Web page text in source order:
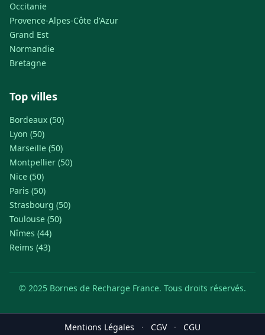
Occitanie
Provence-Alpes-Côte d'Azur
Grand Est
Normandie
Bretagne
Top villes
Bordeaux (50)
Lyon (50)
Marseille (50)
Montpellier (50)
Nice (50)
Paris (50)
Strasbourg (50)
Toulouse (50)
Nîmes (44)
Reims (43)
© 2025 Bornes de Recharge France. Tous droits réservés.
Mentions Légales · CGV · CGU